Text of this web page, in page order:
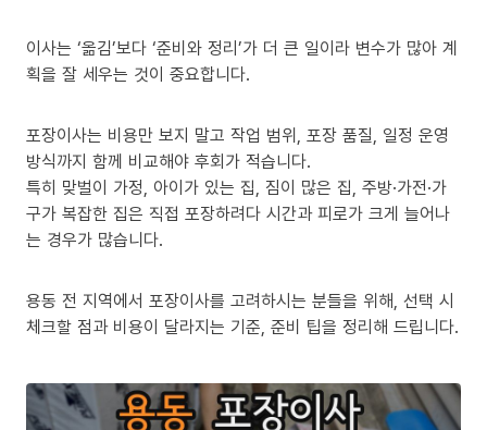
이사는 ‘옮김’보다 ‘준비와 정리’가 더 큰 일이라 변수가 많아 계
획을 잘 세우는 것이 중요합니다.
포장이사는 비용만 보지 말고 작업 범위, 포장 품질, 일정 운영
방식까지 함께 비교해야 후회가 적습니다.
특히 맞벌이 가정, 아이가 있는 집, 짐이 많은 집, 주방·가전·가
구가 복잡한 집은 직접 포장하려다 시간과 피로가 크게 늘어나
는 경우가 많습니다.
용동 전 지역에서 포장이사를 고려하시는 분들을 위해, 선택 시
체크할 점과 비용이 달라지는 기준, 준비 팁을 정리해 드립니다.